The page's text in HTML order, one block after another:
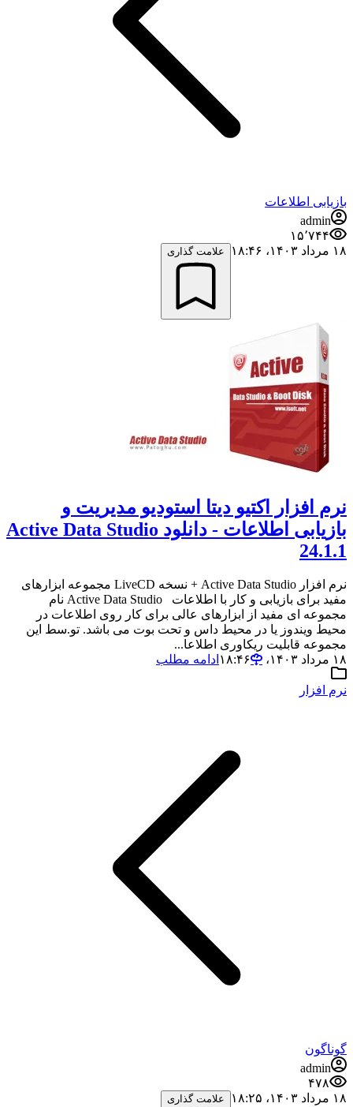
بازیابی اطلاعات
admin
۱۵٬۷۴۴
۱۸ مرداد ۱۴۰۳،‏ ۱۸:۴۶
علامت گذاری
نرم افزار اکتیو دیتا استودیو مدیریت و
بازیابی اطلاعات - دانلود Active Data Studio
24.1.1
نرم افزار Active Data Studio + نسخه LiveCD مجموعه ابزارهای
مفید برای بازیابی و کار با اطلاعات Active Data Studio نام
مجموعه ای مفید از ابزارهای عالی برای کار روی اطلاعات در
محیط ویندوز یا در محیط داس و تحت بوت می باشد. تو.سط این
مجموعه قابلیت ریکاوری اطلاعا...
۱۸ مرداد ۱۴۰۳،‏ ۱۸:۴۶
ادامه مطلب
نرم افزار
گوناگون
admin
۴۷۸
۱۸ مرداد ۱۴۰۳،‏ ۱۸:۲۵
علامت گذاری